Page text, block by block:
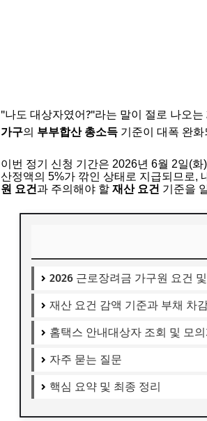
"나도 대상자였어?"라는 말이 절로 나오는
가구의 부부합산 총소득 기준이 대폭 완
이번 정기 신청 기간은 2026년 6월 2일(
산정액의 5%가 깎인 상태로 지급되므로,
원 요건과 주의해야 할 재산 요건 기준을
2026 근로장려금 가구원 요건
재산 요건 감액 기준과 부채 차
홈택스 안내대상자 조회 및 모
자주 묻는 질문
핵심 요약 및 최종 정리